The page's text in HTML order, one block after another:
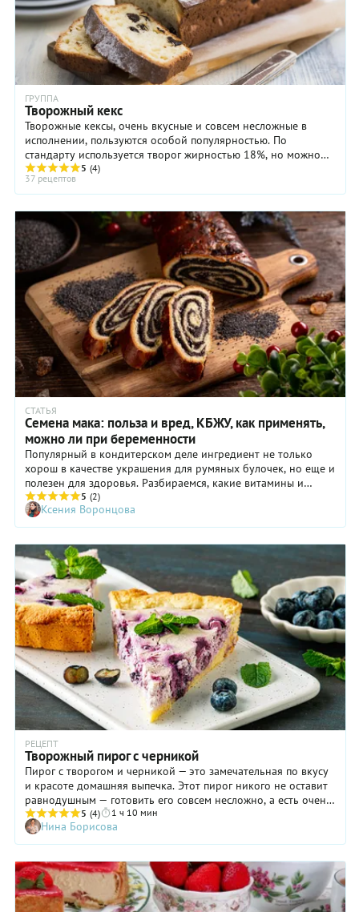
ГРУППА
Творожный кекс
Творожные кексы, очень вкусные и совсем несложные в
исполнении, пользуются особой популярностью. По
стандарту используется творог жирностью 18%, но можно
использовать и менее жирный. Творог не должен ...
5 (4)
37 рецептов
СТАТЬЯ
Семена мака: польза и вред, КБЖУ, как применять,
можно ли при беременности
Популярный в кондитерском деле ингредиент не только
хорош в качестве украшения для румяных булочек, но еще и
полезен для здоровья. Разбираемся, какие витамины и
минералы содержатся в маке. Спойлер: в маке больше
кальция, чем в молочных продуктах.
5 (2)
Ксения Воронцова
РЕЦЕПТ
Творожный пирог с черникой
Пирог с творогом и черникой — это замечательная по вкусу
и красоте домашняя выпечка. Этот пирог никого не оставит
равнодушным — готовить его совсем несложно, а есть очень
приятно! Сочетание любых ягод со сладким творогом по
умолчанию всегда дает великолепный результат. А в случае с
черникой он удваивается — кроме изумительного вкуса
начинка приобретает еще и лавандовый цвет, который
обеспечивают природные красители, содержащиеся в
ягодах. Несколько рекомендаций — не ставьте пирог в
холодную духовку, разогрейте ее до температуры,
5 (4) 1 ч 10 мин
Нина Борисова